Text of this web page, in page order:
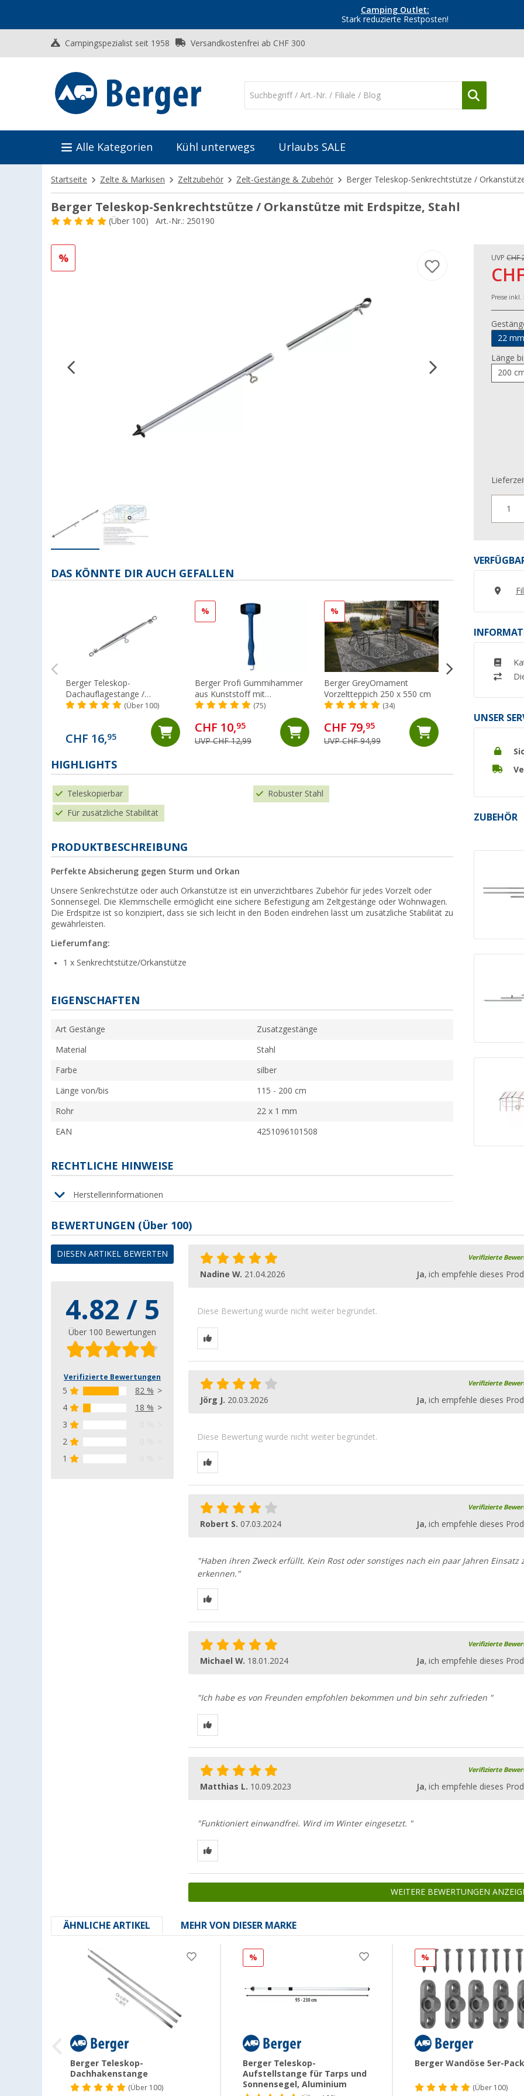
Camping Outlet:
Stark reduzierte Restposten!
Campingspezialist seit 1958 Versandkostenfrei ab CHF 300
Alle Kategorien Kühl unterwegs Urlaubs SALE
Startseite Zelte & Markisen Zeltzubehör Zelt-Gestänge & Zubehör Berger Teleskop-Senkrechtstütze /
Berger Teleskop-Senkrechtstütze / Orkanstütze mit Erdspitze, Stahl
(Über100) Art.-Nr.: 250190
% UVP CHF
Preise inkl.
22 mm
Länge
200
1
UNSER
ZUBEHÖR
DAS KÖNNTE DIR AUCH GEFALLEN
Berger Teleskop-
Dachauflagestange /
Verandastange, Stahl
(Über 100)
CHF 16,95
%
Berger Profi Gummihammer
aus Kunststoff mit
Heringsauszieher(75)
CHF 10,95
UVP CHF 12,99
%
Berger GreyOrnament
Vorzeltteppich 250 x 550 cm
(34)
CHF 79,95
UVP CHF 94,99
Berger GreyNature
CHF 49,95
HIGHLIGHTS
Teleskopierbar Robuster Stahl
Für zusätzliche Stabilität
PRODUKTBESCHREIBUNG
Perfekte Absicherung gegen Sturm und Orkan
Unsere Senkrechstütze oder auch Orkanstütze ist ein unverzichtbares Zubehör für jedes Vorzelt oder
Sonnensegel. Die Klemmschelle ermöglicht eine sichere Befestigung am Zeltgestänge oder Wohnwagen.
Die Erdspitze ist so konzipiert, dass sie sich leicht in den Boden eindrehen lässt um zusätzliche Stabilität zu
gewährleisten.
Lieferumfang:
1 x Senkrechtstütze/Orkanstütze
EIGENSCHAFTEN
Art Gestänge Zusatzgestänge
Material Stahl
Farbe silber
Länge von/bis 115 - 200 cm
Rohr 22 x 1 mm
EAN 4251096101508
RECHTLICHE HINWEISE
Herstellerinformationen
BEWERTUNGEN (Über 100)
DIESEN ARTIKEL BEWERTEN
4.82 / 5
Über 100 Bewertungen
Verifizierte Bewertungen
5
82 %
4
18 %
3
2
1
Verifizierte
Nadine W. 21.04.2026 Ja, ich empfehle dieses
Diese Bewertung wurde nicht weiter begründet.
Verifizierte
Jörg J. 20.03.2026 Ja, ich empfehle dieses
Diese Bewertung wurde nicht weiter begründet.
Verifizierte
Robert S. 07.03.2024 Ja, ich empfehle dieses
"Haben ihren Zweck erfüllt. Kein Rost oder sonstiges nach ein paar Jahren Einsatz
erkennen."
Verifizierte
Michael W. 18.01.2024 Ja, ich empfehle dieses
"Ich habe es von Freunden empfohlen bekommen und bin sehr zufrieden "
Verifizierte
Matthias L. 10.09.2023 Ja, ich empfehle dieses
"Funktioniert einwandfrei. Wird im Winter eingesetzt. "
WEITERE BEWERTUNGEN
ÄHNLICHE ARTIKEL MEHR VON DIESER MARKE
Berger Teleskop-
Dachhakenstange
(Über 100)
%
Berger Teleskop-
Aufstellstange für Tarps und
Sonnensegel, Aluminium
%
Berger Wandöse 5er-Pack
(Über 100)